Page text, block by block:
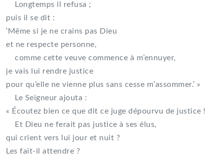
Longtemps il refusa ;
puis il se dit :
‘Même si je ne crains pas Dieu
et ne respecte personne,
comme cette veuve commence à m’ennuyer,
je vais lui rendre justice
pour qu’elle ne vienne plus sans cesse m’assommer.’ »
Le Seigneur ajouta :
« Écoutez bien ce que dit ce juge dépourvu de justice !
Et Dieu ne ferait pas justice à ses élus,
qui crient vers lui jour et nuit ?
Les fait-il attendre ?